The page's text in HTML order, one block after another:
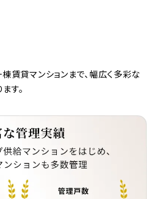
賃貸マンションまで、幅広く多彩な
す。